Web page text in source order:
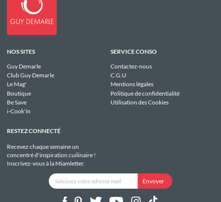
NOS SITES
Guy Demarle
Club Guy Demarle
Le Mag'
Boutique
Be Save
i-Cook'in
SERVICE CONSO
Contactez-nous
C.G.U
Mentions légales
Politique de confidentialité
Utilisation des Cookies
RESTEZ CONNECTÉ
Recevez chaque semaine un
concentré d'inspiration cuilinaire !
Inscrivez-vous à la Miamletter.